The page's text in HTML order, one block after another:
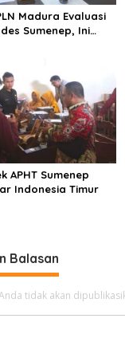
Madura Evaluasi
Sumenep, Ini
APHT Sumenep
Indonesia Timur
Balasan
tidak akan